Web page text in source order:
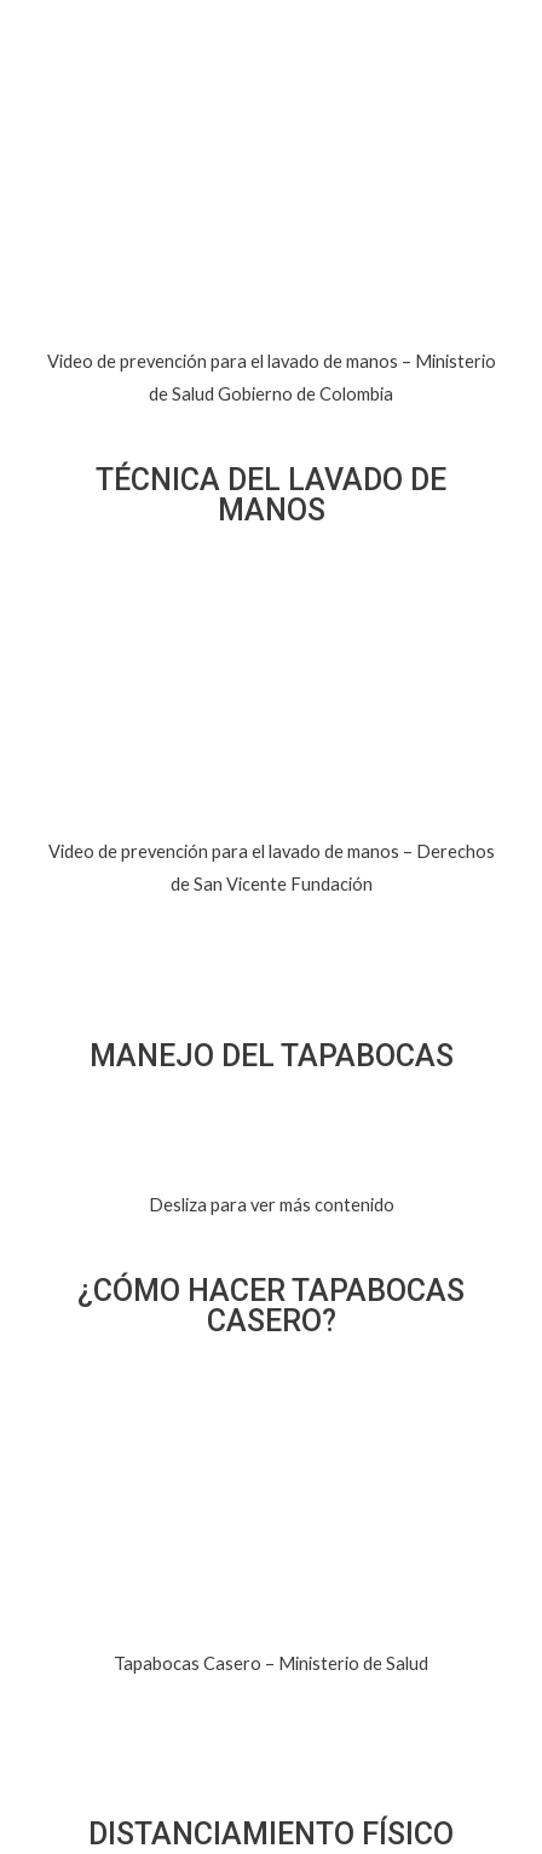
Video de prevención para el lavado de manos – Ministerio
de Salud Gobierno de Colombia
TÉCNICA DEL LAVADO DE
MANOS
Video de prevención para el lavado de manos – Derechos
de San Vicente Fundación
MANEJO DEL TAPABOCAS
Desliza para ver más contenido
¿CÓMO HACER TAPABOCAS
CASERO?
Tapabocas Casero – Ministerio de Salud
DISTANCIAMIENTO FÍSICO